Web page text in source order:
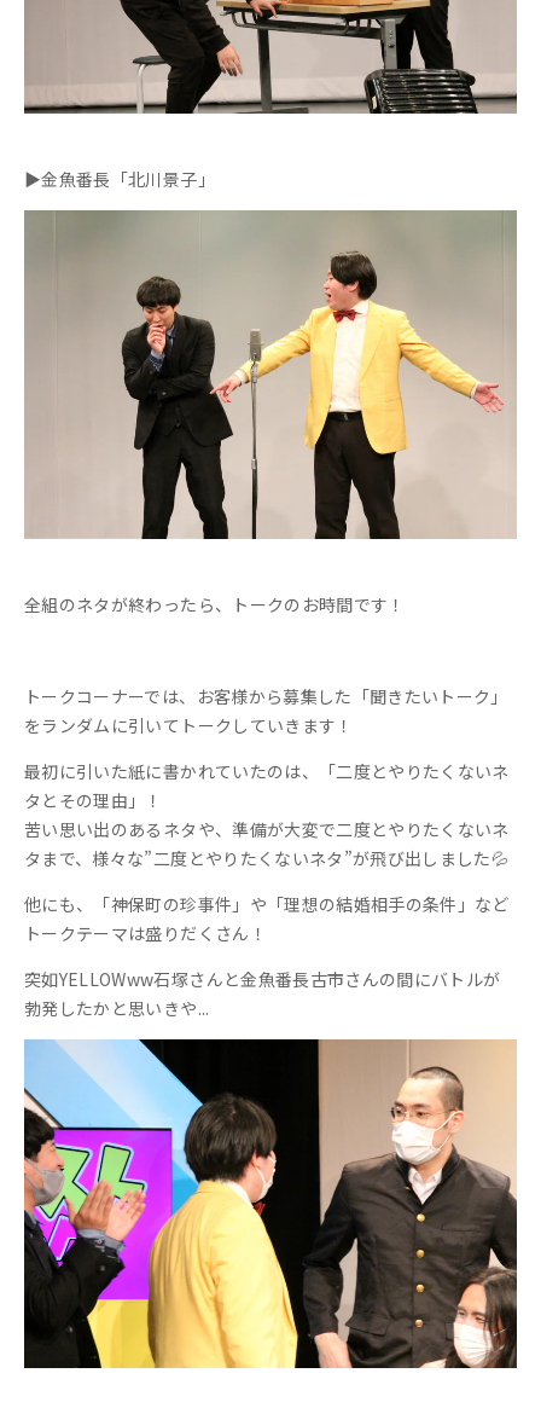
▶金魚番長「北川景子」
全組のネタが終わったら、トークのお時間です！
トークコーナーでは、お客様から募集した「聞きたいトーク」
をランダムに引いてトークしていきます！
最初に引いた紙に書かれていたのは、「二度とやりたくないネ
タとその理由」！
苦い思い出のあるネタや、準備が大変で二度とやりたくないネ
タまで、様々な”二度とやりたくないネタ”が飛び出しました💦
他にも、「神保町の珍事件」や「理想の結婚相手の条件」など
トークテーマは盛りだくさん！
突如YELLOWww石塚さんと金魚番長古市さんの間にバトルが
勃発したかと思いきや...